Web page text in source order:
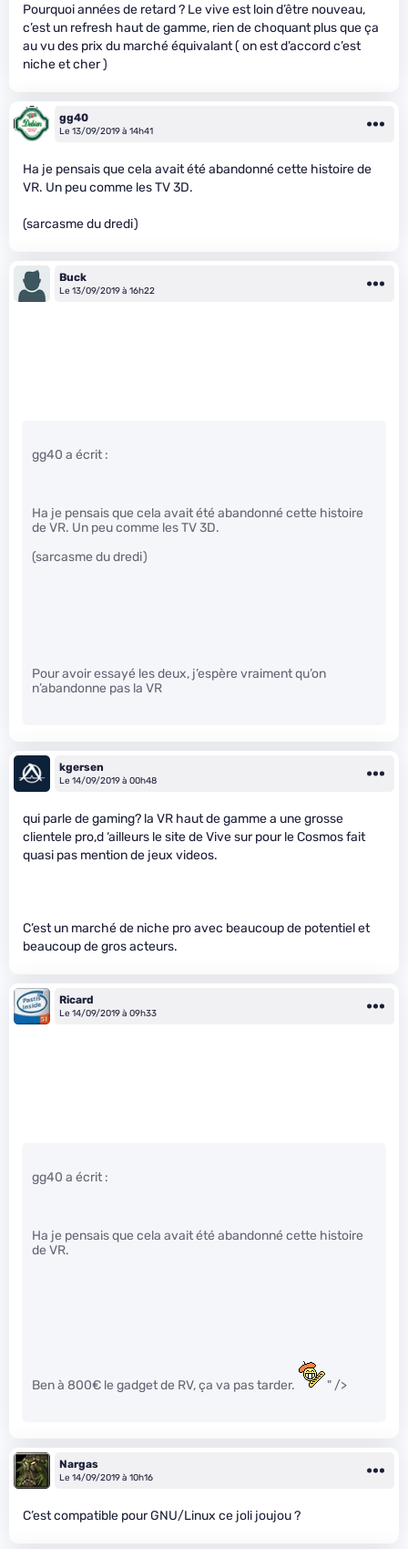
Pourquoi années de retard ? Le vive est loin d’être nouveau,
c’est un refresh haut de gamme, rien de choquant plus que ça
au vu des prix du marché équivalant ( on est d’accord c’est
niche et cher )
gg40
Le 13/09/2019 à 14h41
Ha je pensais que cela avait été abandonné cette histoire de
VR. Un peu comme les TV 3D.
(sarcasme du dredi)
Buck
Le 13/09/2019 à 16h22
gg40 a écrit :
Ha je pensais que cela avait été abandonné cette histoire
de VR. Un peu comme les TV 3D.
(sarcasme du dredi)
Pour avoir essayé les deux, j’espère vraiment qu’on
n’abandonne pas la VR
kgersen
Le 14/09/2019 à 00h48
qui parle de gaming? la VR haut de gamme a une grosse
clientele pro,d ‘ailleurs le site de Vive sur pour le Cosmos fait
quasi pas mention de jeux videos.
C’est un marché de niche pro avec beaucoup de potentiel et
beaucoup de gros acteurs.
Ricard
Le 14/09/2019 à 09h33
gg40 a écrit :
Ha je pensais que cela avait été abandonné cette histoire
de VR.
Ben à 800€ le gadget de RV, ça va pas tarder. " />
Nargas
Le 14/09/2019 à 10h16
C’est compatible pour GNU/Linux ce joli joujou ?